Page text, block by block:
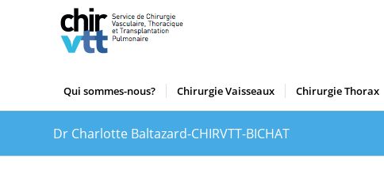
Qui sommes-nous? Chirurgie Vaisseaux Chirurgie Thorax
Dr Charlotte Baltazard-CHIRVTT-BICHAT